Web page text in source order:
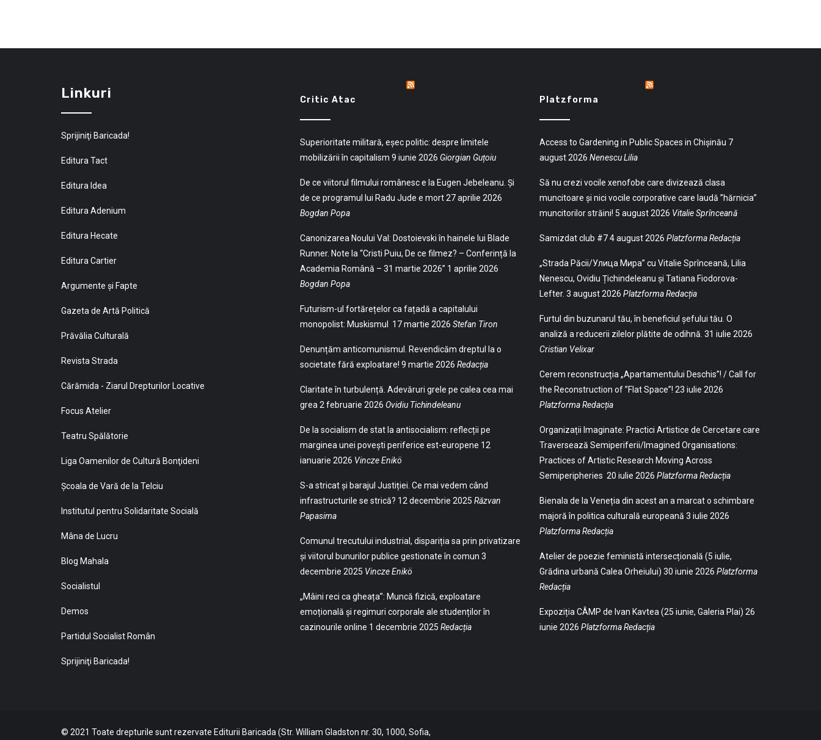
Linkuri
Sprijiniţi Baricada!
Editura Tact
Editura Idea
Editura Adenium
Editura Hecate
Editura Cartier
Argumente și Fapte
Gazeta de Artă Politică
Prăvălia Culturală
Revista Strada
Cărămida - Ziarul Drepturilor Locative
Focus Atelier
Teatru Spălătorie
Liga Oamenilor de Cultură Bonţideni
Şcoala de Vară de la Telciu
Institutul pentru Solidaritate Socială
Mâna de Lucru
Blog Mahala
Socialistul
Demos
Partidul Socialist Român
Sprijiniţi Baricada!
Critic Atac
Superioritate militară, eșec politic: despre limitele
mobilizării în capitalism 9 iunie 2026 Giorgian Guțoiu
De ce viitorul filmului românesc e la Eugen Jebeleanu. Și
de ce programul lui Radu Jude e mort 27 aprilie 2026
Bogdan Popa
Canonizarea Noului Val: Dostoievski în hainele lui Blade
Runner. Note la “Cristi Puiu, De ce filmez? – Conferință la
Academia Română – 31 martie 2026” 1 aprilie 2026
Bogdan Popa
Futurism-ul fortărețelor ca fațadă a capitalului
monopolist: Muskismul 17 martie 2026 Stefan Tiron
Denunțăm anticomunismul. Revendicăm dreptul la o
societate fără exploatare! 9 martie 2026 Redacția
Claritate în turbulență. Adevăruri grele pe calea cea mai
grea 2 februarie 2026 Ovidiu Tichindeleanu
De la socialism de stat la antisocialism: reflecții pe
marginea unei povești periferice est-europene 12
ianuarie 2026 Vincze Enikö
S-a stricat și barajul Justiției. Ce mai vedem când
infrastructurile se strică? 12 decembrie 2025 Răzvan
Papasima
Comunul trecutului industrial, dispariția sa prin privatizare
și viitorul bunurilor publice gestionate în comun 3
decembrie 2025 Vincze Enikö
„Mâini reci ca gheața”: Muncă fizică, exploatare
emoțională și regimuri corporale ale studenților în
cazinourile online 1 decembrie 2025 Redacția
Platzforma
Access to Gardening in Public Spaces in Chișinău 7
august 2026 Nenescu Lilia
Să nu crezi vocile xenofobe care divizează clasa
muncitoare și nici vocile corporative care laudă ”hărnicia”
muncitorilor străini! 5 august 2026 Vitalie Sprînceană
Samizdat club #7 4 august 2026 Platzforma Redacția
„Strada Păcii/Улица Мира” cu Vitalie Sprînceană, Lilia
Nenescu, Ovidiu Țichindeleanu și Tatiana Fiodorova-
Lefter. 3 august 2026 Platzforma Redacția
Furtul din buzunarul tău, în beneficiul șefului tău. O
analiză a reducerii zilelor plătite de odihnă. 31 iulie 2026
Cristian Velixar
Cerem reconstrucția „Apartamentului Deschis”! / Call for
the Reconstruction of ”Flat Space”! 23 iulie 2026
Platzforma Redacția
Organizații Imaginate: Practici Artistice de Cercetare care
Traversează Semiperiferii/Imagined Organisations:
Practices of Artistic Research Moving Across
Semiperipheries 20 iulie 2026 Platzforma Redacția
Bienala de la Veneția din acest an a marcat o schimbare
majoră în politica culturală europeană 3 iulie 2026
Platzforma Redacția
Atelier de poezie feministă intersecțională (5 iulie,
Grădina urbană Calea Orheiului) 30 iunie 2026 Platzforma
Redacția
Expoziția CÂMP de Ivan Kavtea (25 iunie, Galeria Plai) 26
iunie 2026 Platzforma Redacția
© 2021 Toate drepturile sunt rezervate Editurii Baricada (Str. William Gladston nr. 30, 1000, Sofia,